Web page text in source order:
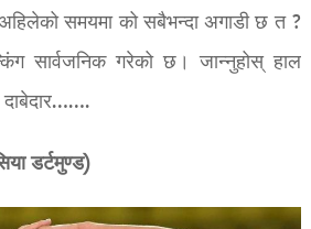
समयमा को सबैभन्दा अगाडी छ त ?
सार्वजनिक गरेको छ। जान्नुहोस् हाल
डर्टमुण्ड)